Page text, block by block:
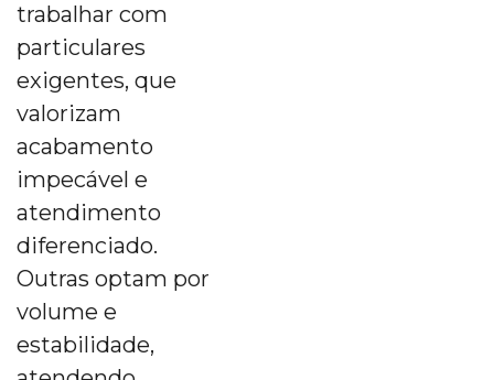
trabalhar com
particulares
exigentes, que
valorizam
acabamento
impecável e
atendimento
diferenciado.
Outras optam por
volume e
estabilidade,